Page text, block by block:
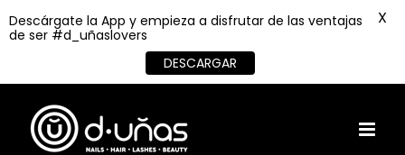
content
Descárgate la App y empieza a disfrutar de las ventajas
de ser #d_uñaslovers
DESCARGAR
X